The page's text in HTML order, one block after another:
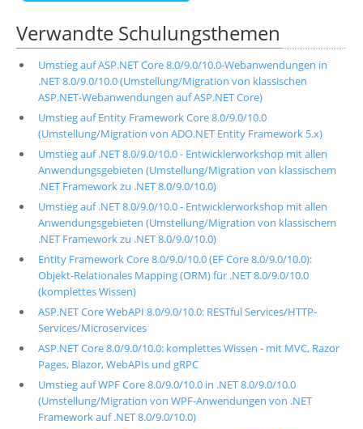
Verwandte Schulungsthemen
Umstieg auf ASP.NET Core 8.0/9.0/10.0-Webanwendungen in
.NET 8.0/9.0/10.0 (Umstellung/Migration von klassischen
ASP.NET-Webanwendungen auf ASP.NET Core)
Umstieg auf Entity Framework Core 8.0/9.0/10.0
(Umstellung/Migration von ADO.NET Entity Framework 5.x)
Umstieg auf .NET 8.0/9.0/10.0 - Entwicklerworkshop mit allen
Anwendungsgebieten (Umstellung/Migration von klassischem
.NET Framework zu .NET 8.0/9.0/10.0)
Umstieg auf .NET 8.0/9.0/10.0 - Entwicklerworkshop mit allen
Anwendungsgebieten (Umstellung/Migration von klassischem
.NET Framework zu .NET 8.0/9.0/10.0)
Entity Framework Core 8.0/9.0/10.0 (EF Core 8.0/9.0/10.0):
Objekt-Relationales Mapping (ORM) für .NET 8.0/9.0/10.0
(komplettes Wissen)
ASP.NET Core WebAPI 8.0/9.0/10.0: RESTful Services/HTTP-
Services/Microservices
ASP.NET Core 8.0/9.0/10.0: komplettes Wissen - mit MVC, Razor
Pages, Blazor, WebAPIs und gRPC
Umstieg auf WPF Core 8.0/9.0/10.0 in .NET 8.0/9.0/10.0
(Umstellung/Migration von WPF-Anwendungen von .NET
Framework auf .NET 8.0/9.0/10.0)